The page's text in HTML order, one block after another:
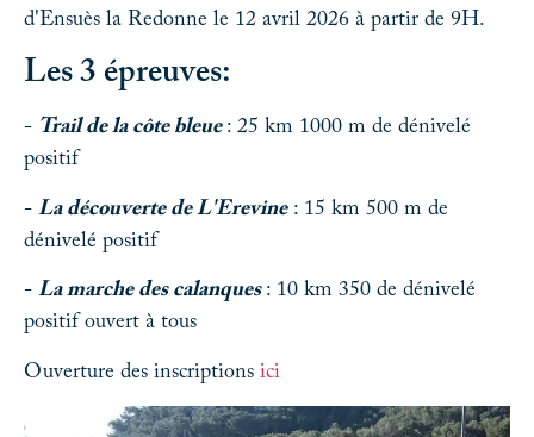
d'Ensuès la Redonne le 12 avril 2026 à partir de 9H.
Les 3 épreuves:
- Trail de la côte bleue : 25 km 1000 m de dénivelé
positif
- La découverte de L'Erevine: 15 km 500 m de
dénivelé positif
- La marche des calanques : 10 km 350 de dénivelé
positif ouvert à tous
Ouverture des inscriptions ici